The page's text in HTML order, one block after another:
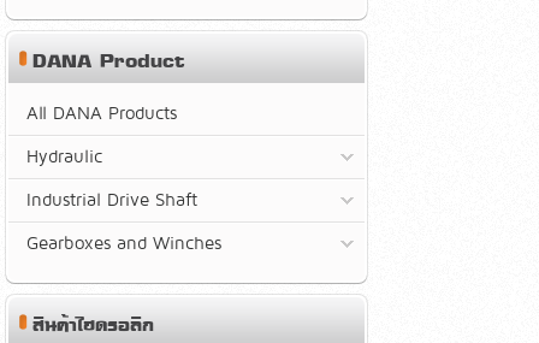
DANA Product
All DANA Products
Hydraulic
Industrial Drive Shaft
Gearboxes and Winches
สินค้าไฮดรอลิก